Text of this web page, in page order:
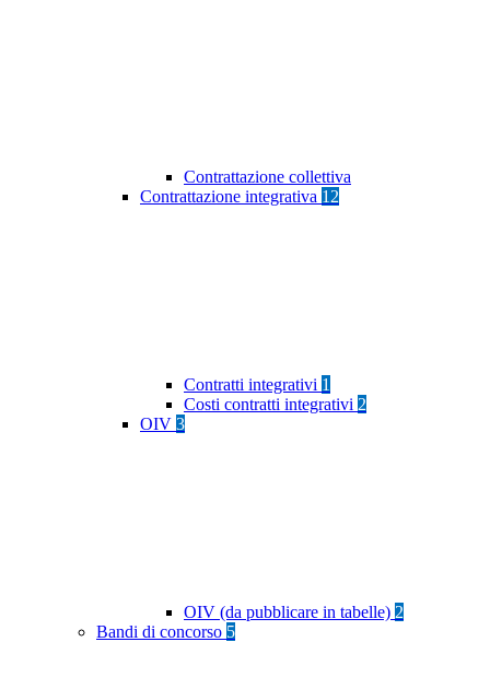
Contrattazione collettiva
Contrattazione integrativa 12
Contratti integrativi 1
Costi contratti integrativi 2
OIV 3
OIV (da pubblicare in tabelle) 2
Bandi di concorso 5